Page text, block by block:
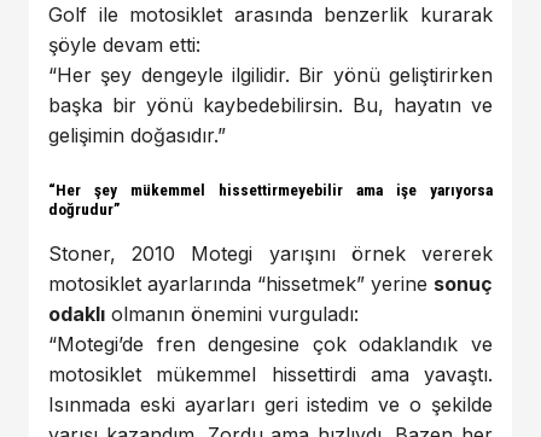
Golf ile motosiklet arasında benzerlik kurarak
şöyle devam etti:
“Her şey dengeyle ilgilidir. Bir yönü geliştirirken
başka bir yönü kaybedebilirsin. Bu, hayatın ve
gelişimin doğasıdır.”
“Her şey mükemmel hissettirmeyebilir ama işe yarıyorsa
doğrudur”
Stoner, 2010 Motegi yarışını örnek vererek
motosiklet ayarlarında “hissetmek” yerine sonuç
odaklı olmanın önemini vurguladı:
“Motegi’de fren dengesine çok odaklandık ve
motosiklet mükemmel hissettirdi ama yavaştı.
Isınmada eski ayarları geri istedim ve o şekilde